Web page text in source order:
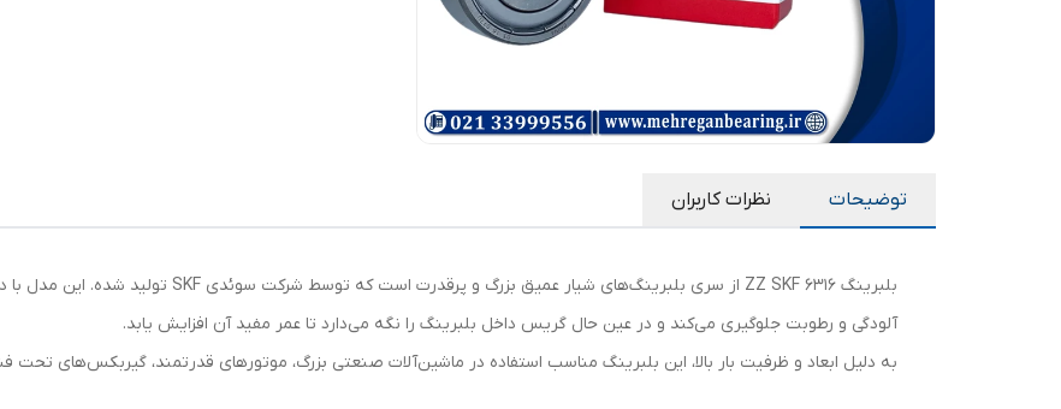
توضیحات نظرات کاربران
آلودگی و رطوبت جلوگیری می‌کند و در عین حال گریس داخل بلبرینگ را نگه می‌دارد تا عمر مفید آن افزایش یابد.
به دلیل ابعاد و ظرفیت بار بالا، این بلبرینگ مناسب استفاده در ماشین‌آلات صنعتی بزرگ، موتورهای قدرتمند، گیربکس‌های